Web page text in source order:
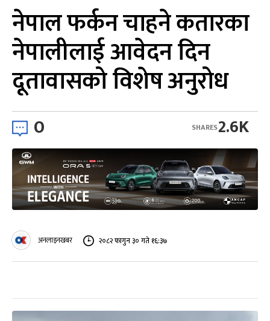
नेपाल फर्कन चाहने कतारका
नेपालीलाई आवेदन दिन
दूतावासको विशेष अनुरोध
0 2.6K
SHARES
अनलाइनखबर २०८२ फागुन ३० गते १६:३७